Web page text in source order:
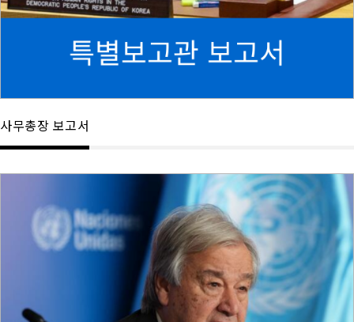
사무총장 보고서